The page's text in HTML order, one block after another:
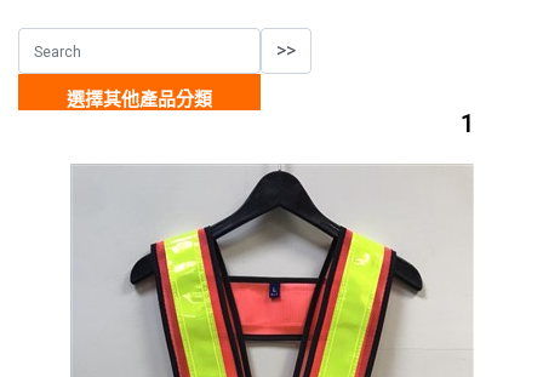
選擇其他產品分類
1